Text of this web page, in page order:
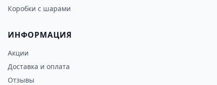
Коробки с шарами
ИНФОРМАЦИЯ
Акции
Доставка и оплата
Отзывы